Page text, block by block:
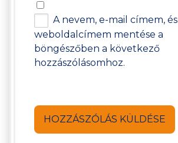
A nevem, e-mail címem, és
weboldalcímem mentése a
böngészőben a következő
hozzászólásomhoz.